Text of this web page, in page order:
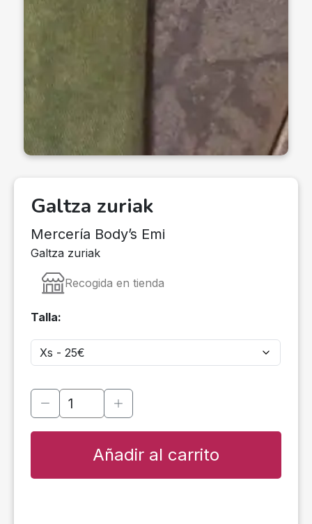
Galtza zuriak
Mercería Body’s Emi
Galtza zuriak
Recogida en tienda
Talla:
Añadir al carrito